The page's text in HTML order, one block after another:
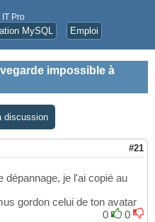
Pro
MySQL Emploi
impossible à
discussion
#21
dépannage, je l'ai copié au
gordon celui de ton avatar
0
0